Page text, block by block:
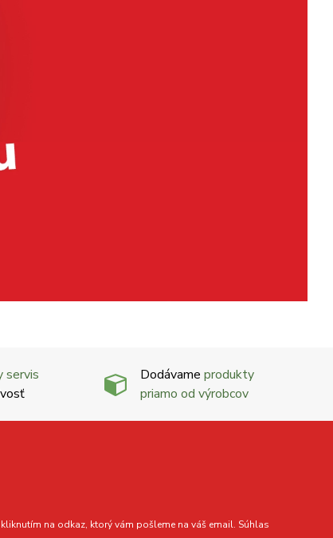
servis
Dodávame produkty
priamo od výrobcov
na odkaz, ktorý vám pošleme na váš email. Súhlas